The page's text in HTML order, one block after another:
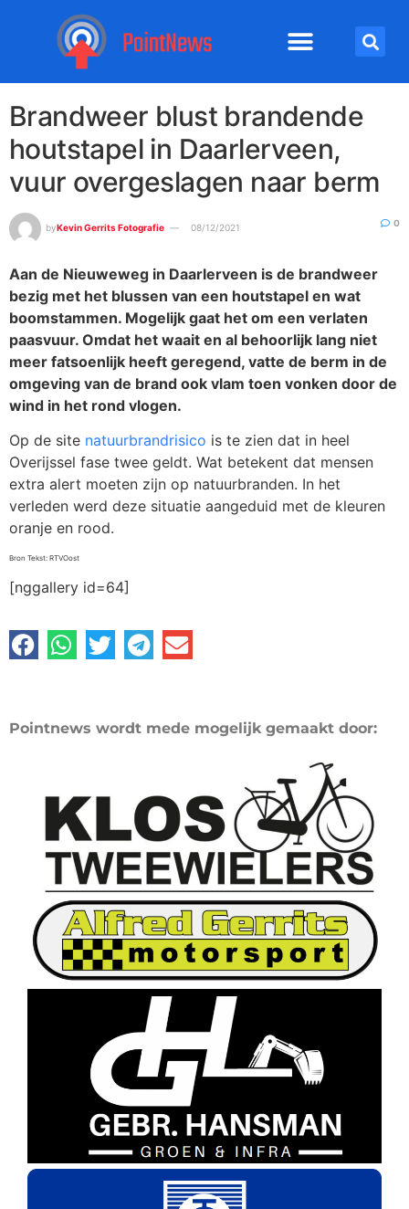
Brandweer blust brandende
houtstapel in Daarlerveen,
vuur overgeslagen naar berm
byKevin Gerrits Fotografie 08/12/2021 0
Aan de Nieuweweg in Daarlerveen is de brandweer
bezig met het blussen van een houtstapel en wat
boomstammen. Mogelijk gaat het om een verlaten
paasvuur. Omdat het waait en al behoorlijk lang niet
meer fatsoenlijk heeft geregend, vatte de berm in de
omgeving van de brand ook vlam toen vonken door de
wind in het rond vlogen.
Op de site natuurbrandrisico is te zien dat in heel
Overijssel fase twee geldt. Wat betekent dat mensen
extra alert moeten zijn op natuurbranden. In het
verleden werd deze situatie aangeduid met de kleuren
oranje en rood.
Bron Tekst: RTVOost
[nggallery id=64]
Pointnews wordt mede mogelijk gemaakt door: